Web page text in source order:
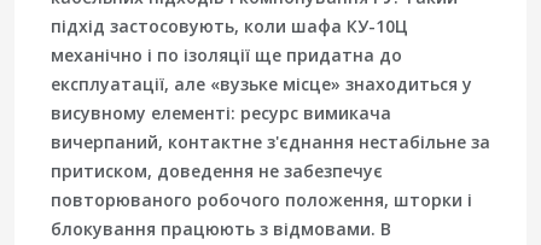
підхід застосовують, коли шафа КУ-10Ц
механічно і по ізоляції ще придатна до
експлуатації, але «вузьке місце» знаходиться у
висувному елементі: ресурс вимикача
вичерпаний, контактне з'єднання нестабільне за
притиском, доведення не забезпечує
повторюваного робочого положення, шторки і
блокування працюють з відмовами. В